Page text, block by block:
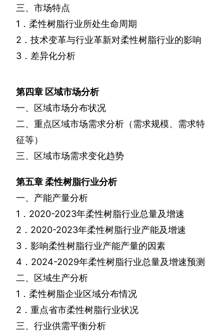
三、市场特点
1 ．柔性树脂行业所处生命周期
2 ．技术变革与行业革新对柔性树脂行业的影响
3 ．差异化分析
第四章 区域市场分析
一、区域市场分布状况
二、重点区域市场需求分析（需求规模、需求特
征等）
三、区域市场需求变化趋势
第五章柔性树脂行业分析
一、产能产量分析
1 ． 2020-2023年柔性树脂行业总量及增速
2 ． 2020-2023年柔性树脂行业产能及增速
3 ．影响柔性树脂行业产能产量的因素
4 ． 2024-2029年柔性树脂行业总量及增速预测
二、区域生产分析
1 ．柔性树脂企业区域分布情况
2 ．重点省市柔性树脂行业状况
三、行业供需平衡分析